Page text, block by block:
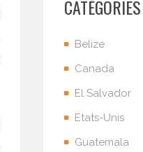
CATÉGORIES
Belize
Canada
El Salvador
Etats-Unis
Guatemala